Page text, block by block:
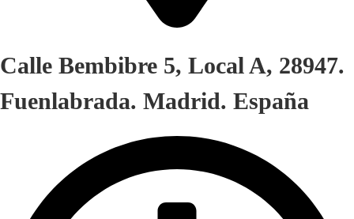
Calle Bembibre 5, Local A, 28947.
Fuenlabrada. Madrid. España